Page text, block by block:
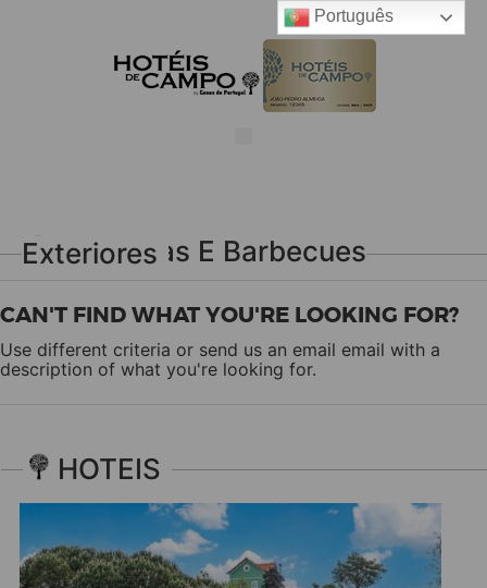
3 Lareiras E Barbecues Exteriores
CAN'T FIND WHAT YOU'RE LOOKING FOR?
Use different criteria or send us an email email with a
description of what you're looking for.
HOTEIS
Português